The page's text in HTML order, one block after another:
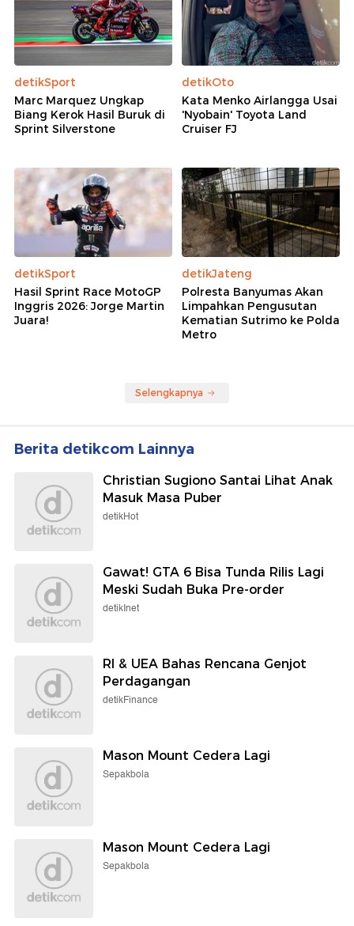
detikSport
Marc Marquez Ungkap
Biang Kerok Hasil Buruk di
Sprint Silverstone
detikOto
Kata Menko Airlangga Usai
'Nyobain' Toyota Land
Cruiser FJ
detikSport
Hasil Sprint Race MotoGP
Inggris 2026: Jorge Martin
Juara!
detikJateng
Polresta Banyumas Akan
Limpahkan Pengusutan
Kematian Sutrimo ke Polda
Metro
Selengkapnya
Berita detikcom Lainnya
Christian Sugiono Santai Lihat Anak
Masuk Masa Puber
detikHot
Gawat! GTA 6 Bisa Tunda Rilis Lagi
Meski Sudah Buka Pre-order
detikInet
RI & UEA Bahas Rencana Genjot
Perdagangan
detikFinance
Mason Mount Cedera Lagi
Sepakbola
Mason Mount Cedera Lagi
Sepakbola